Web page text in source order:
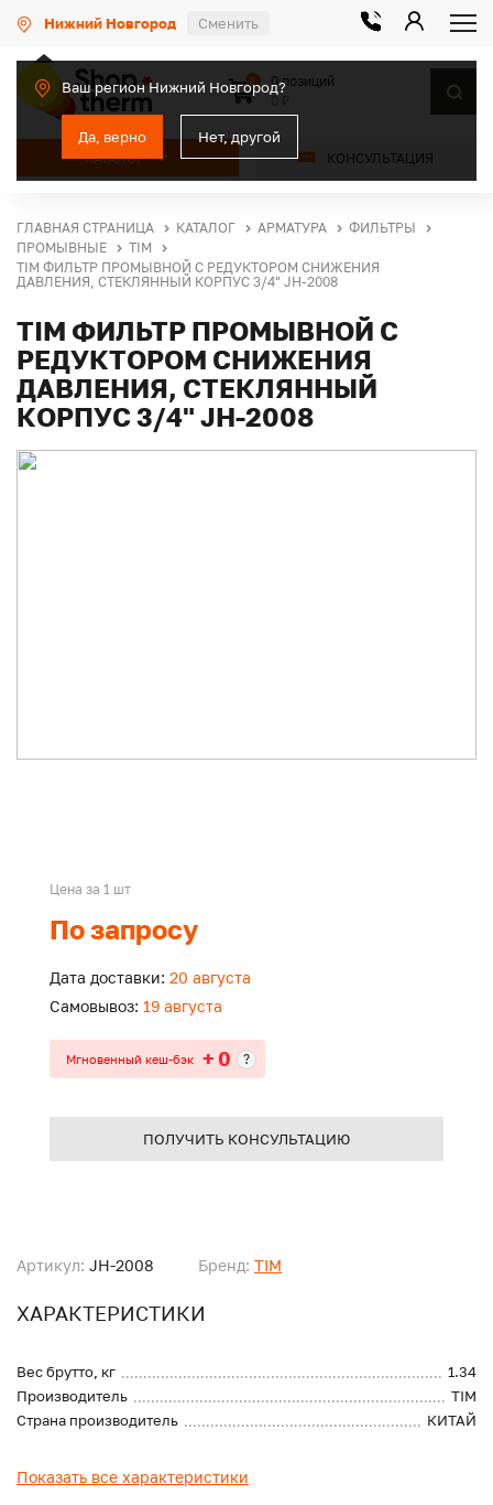
Нижний Новгород Сменить
Ваш регион Нижний Новгород?
Да, верно Нет, другой
КАТАЛОГ КОНСУЛЬТАЦИЯ
0
0 позиций
ГЛАВНАЯ СТРАНИЦА КАТАЛОГ АРМАТУРА
ФИЛЬТРЫ
ПРОМЫВНЫЕ
TIM
TIM ФИЛЬТР ПРОМЫВНОЙ С РЕДУКТОРОМ СНИЖЕНИЯ
ДАВЛЕНИЯ, СТЕКЛЯННЫЙ КОРПУС 3/4" JH-2008
TIM ФИЛЬТР ПРОМЫВНОЙ С
РЕДУКТОРОМ СНИЖЕНИЯ
ДАВЛЕНИЯ, СТЕКЛЯННЫЙ
КОРПУС 3/4" JH-2008
Артикул: JH-2008 Бренд: TIM
ХАРАКТЕРИСТИКИ
Вес брутто, кг
1.34
Производитель
TIM
Страна производитель
КИТАЙ
Показать все характеристики
Цена за 1 шт
По запросу
Дата доставки: 20 августа
Самовывоз: 19 августа
Мгновенный кеш-бэк + 0 ?
ПОЛУЧИТЬ КОНСУЛЬТАЦИЮ